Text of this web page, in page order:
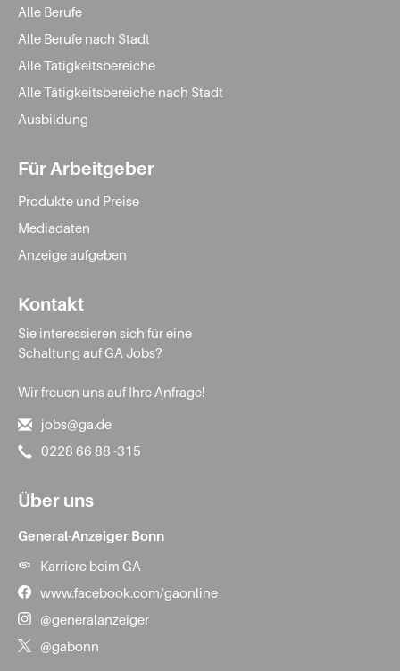
Alle Berufe
Alle Berufe nach Stadt
Alle Tätigkeitsbereiche
Alle Tätigkeitsbereiche nach Stadt
Ausbildung
Für Arbeitgeber
Produkte und Preise
Mediadaten
Anzeige aufgeben
Kontakt
Sie interessieren sich für eine
Schaltung auf GA Jobs?
Wir freuen uns auf Ihre Anfrage!
jobs@ga.de
0228 66 88 -315
Über uns
General-Anzeiger Bonn
Karriere beim GA
www.facebook.com/gaonline
@generalanzeiger
@gabonn